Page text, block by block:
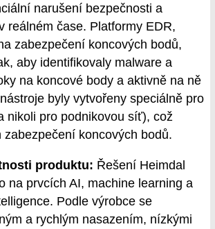
narušení bezpečnosti a
reálném čase. Platformy EDR,
zabezpečení koncových bodů,
aby identifikovaly malware a
na koncové body a aktivně na ně
byly vytvořeny speciálně pro
nikoli pro podnikovou síť), což
zabezpečení koncových bodů.
produktu: Řešení Heimdal
na prvcích AI, machine learning a
Podle výrobce se
a rychlým nasazením, nízkými